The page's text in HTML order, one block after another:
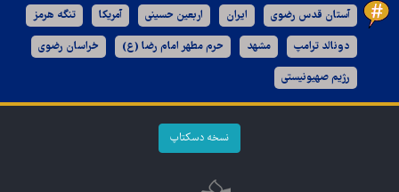
آستان قدس رضوی ایران اربعین حسینی آمریکا تنگه هرمز
دونالد ترامپ مشهد حرم مطهر امام رضا (ع) خراسان رضوی
رژیم صهیونیستی
نسخه دسکتاپ